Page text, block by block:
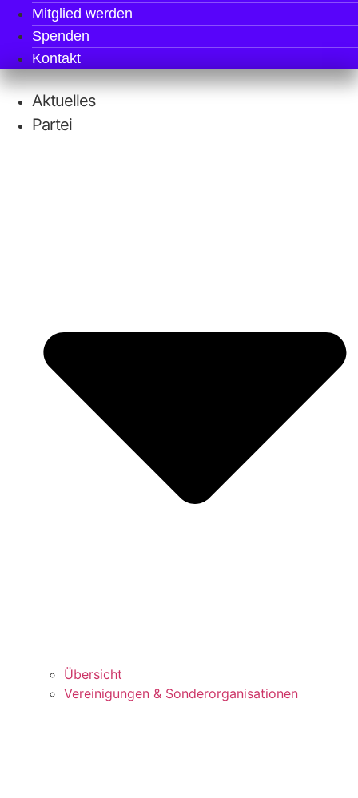
Mit­glied werden
Spen­den
Kon­takt
Aktu­el­les
Par­tei
Über­sicht
Ver­ei­ni­gun­gen & Sonderorganisationen